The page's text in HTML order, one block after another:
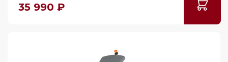
35 990 ₽